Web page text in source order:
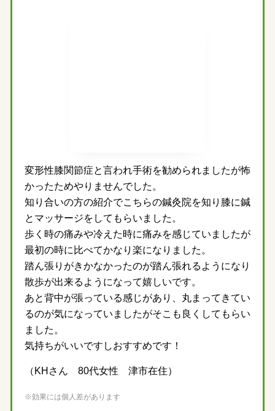
変形性膝関節症と言われ手術を勧められましたが怖
かったためやりませんでした。
知り合いの方の紹介でこちらの鍼灸院を知り膝に鍼
とマッサージをしてもらいました。
歩く時の痛みや冷えた時に痛みを感じていましたが
最初の時に比べてかなり楽になりました。
踏ん張りがきかなかったのが踏ん張れるようになり
散歩が出来るようになって嬉しいです。
あと背中が張っている感じがあり、丸まってきてい
るのが気になっていましたがそこも良くしてもらい
ました。
気持ちがいいですしおすすめです！
（KHさん 80代女性 津市在住）
※効果には個人差があります